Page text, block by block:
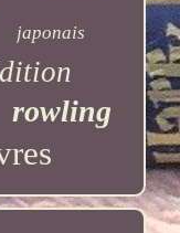
japonais
rowling